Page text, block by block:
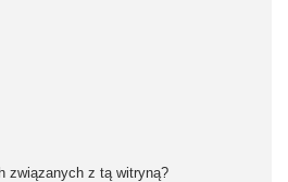
związanych z tą witryną?